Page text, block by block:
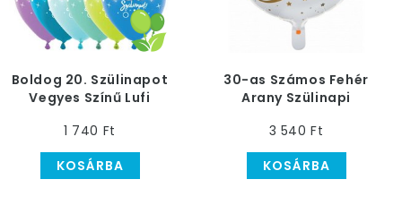
Boldog 20. Szülinapot
Vegyes Színű Lufi
1 740 Ft
KOSÁRBA
30-as Számos Fehér
Arany Szülinapi
cm
3 540 Ft
KOSÁRBA